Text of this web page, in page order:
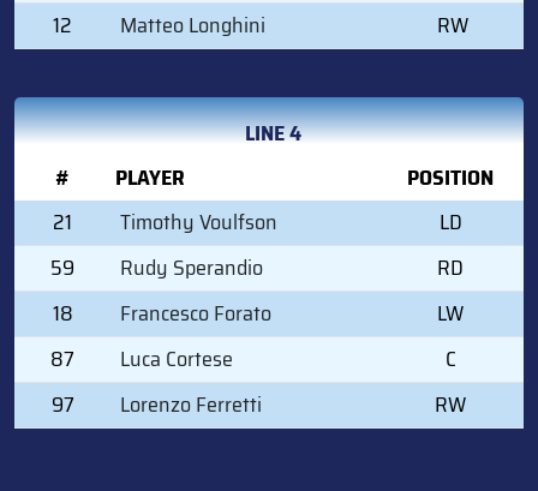
12
Matteo Longhini RW
LINE 4
#
PLAYER
POSITION
21
Timothy Voulfson
LD
59
Rudy Sperandio
RD
18
Francesco Forato
LW
87
Luca Cortese
C
97
Lorenzo Ferretti RW